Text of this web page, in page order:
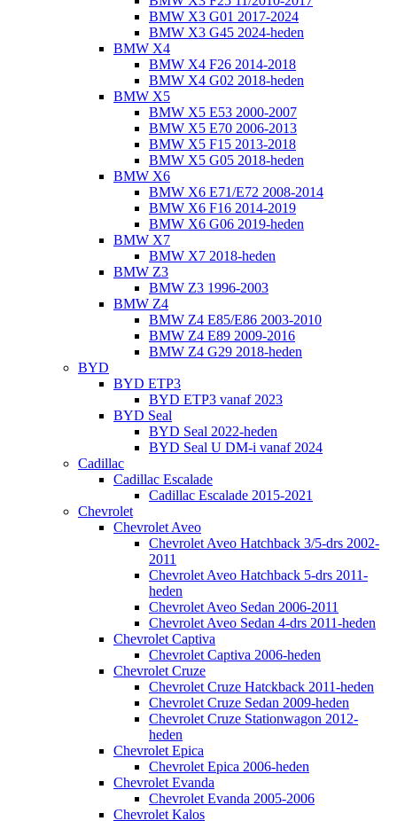
BMW X3 G01 2017-2024
BMW X3 G45 2024-heden
BMW X4
BMW X4 F26 2014-2018
BMW X4 G02 2018-heden
BMW X5
BMW X5 E53 2000-2007
BMW X5 E70 2006-2013
BMW X5 F15 2013-2018
BMW X5 G05 2018-heden
BMW X6
BMW X6 E71/E72 2008-2014
BMW X6 F16 2014-2019
BMW X6 G06 2019-heden
BMW X7
BMW X7 2018-heden
BMW Z3
BMW Z3 1996-2003
BMW Z4
BMW Z4 E85/E86 2003-2010
BMW Z4 E89 2009-2016
BMW Z4 G29 2018-heden
BYD
BYD ETP3
BYD ETP3 vanaf 2023
BYD Seal
BYD Seal 2022-heden
BYD Seal U DM-i vanaf 2024
Cadillac
Cadillac Escalade
Cadillac Escalade 2015-2021
Chevrolet
Chevrolet Aveo
Chevrolet Aveo Hatchback 3/5-drs 2002-
2011
Chevrolet Aveo Hatchback 5-drs 2011-
heden
Chevrolet Aveo Sedan 2006-2011
Chevrolet Aveo Sedan 4-drs 2011-heden
Chevrolet Captiva
Chevrolet Captiva 2006-heden
Chevrolet Cruze
Chevrolet Cruze Hatckback 2011-heden
Chevrolet Cruze Sedan 2009-heden
Chevrolet Cruze Stationwagon 2012-
heden
Chevrolet Epica
Chevrolet Epica 2006-heden
Chevrolet Evanda
Chevrolet Evanda 2005-2006
Chevrolet Kalos